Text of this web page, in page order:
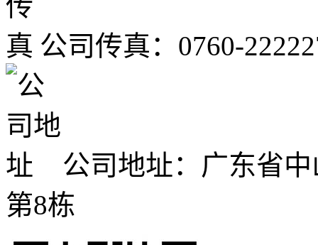
公司传真：0760-
公司地址：广东省
第8栋